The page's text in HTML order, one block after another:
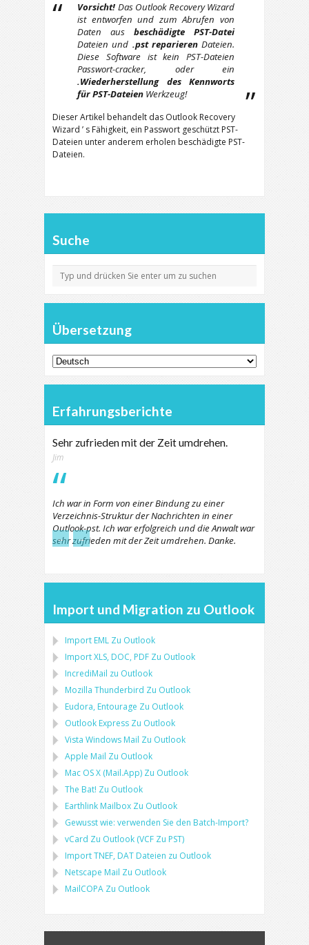
Vorsicht! Das Outlook Recovery Wizard
ist entworfen und zum Abrufen von
Daten aus beschädigte PST-Datei
Dateien und .pst reparierenDateien.
Diese Software ist kein PST-Dateien
Passwort-cracker, oder ein
.Wiederherstellung des Kennworts
für PST-Dateien Werkzeug!
Dieser Artikel behandelt das Outlook Recovery
Wizard ’ s Fähigkeit, ein Passwort geschützt PST-
Dateien unter anderem erholen beschädigte PST-
Dateien.
Suche
Übersetzung
Erfahrungsberichte
Sehr zufrieden mit der Zeit umdrehen.
Jim
Ich war in Form von einer Bindung zu einer
Verzeichnis-Struktur der Nachrichten in einer
Outlook-pst. Ich war erfolgreich und die Anwalt war
sehr zufrieden mit der Zeit umdrehen. Danke.
← →
Import und Migration zu Outlook
Import EML Zu Outlook
ImportXLS, DOC, PDF Zu Outlook
IncrediMail zu Outlook
Mozilla Thunderbird Zu Outlook
Eudora, Entourage Zu Outlook
Outlook Express Zu Outlook
Vista Windows Mail Zu Outlook
Apple Mail Zu Outlook
Mac OS X (Mail.App) Zu Outlook
The Bat! Zu Outlook
Earthlink Mailbox Zu Outlook
Gewusst wie: verwenden Sie den Batch-Import?
vCard Zu Outlook (VCF Zu PST)
ImportTNEF, DAT Dateien zu Outlook
Netscape Mail Zu Outlook
MailCOPA Zu Outlook